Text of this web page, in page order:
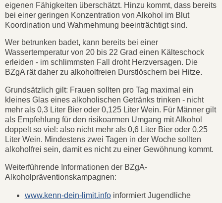
eigenen Fähigkeiten überschätzt. Hinzu kommt, dass bereits
bei einer geringen Konzentration von Alkohol im Blut
Koordination und Wahrnehmung beeinträchtigt sind.
Wer betrunken badet, kann bereits bei einer
Wassertemperatur von 20 bis 22 Grad einen Kälteschock
erleiden - im schlimmsten Fall droht Herzversagen. Die
BZgA rät daher zu alkoholfreien Durstlöschern bei Hitze.
Grundsätzlich gilt: Frauen sollten pro Tag maximal ein
kleines Glas eines alkoholischen Getränks trinken - nicht
mehr als 0,3 Liter Bier oder 0,125 Liter Wein. Für Männer gilt
als Empfehlung für den risikoarmen Umgang mit Alkohol
doppelt so viel: also nicht mehr als 0,6 Liter Bier oder 0,25
Liter Wein. Mindestens zwei Tagen in der Woche sollten
alkoholfrei sein, damit es nicht zu einer Gewöhnung kommt.
Weiterführende Informationen der BZgA-
Alkoholpräventionskampagnen:
www.kenn-dein-limit.infoinformiert Jugendliche